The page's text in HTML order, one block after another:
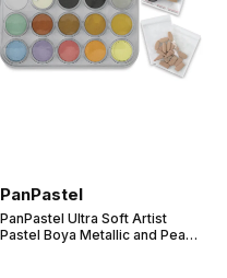
PanPastel
PanPastel Ultra Soft Artist
Pastel Boya Metallic and Pearl